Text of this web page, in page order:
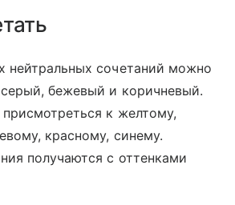
нейтральных сочетаний можно
бежевый и коричневый.
к желтому,
красному, синему.
получаются с оттенками